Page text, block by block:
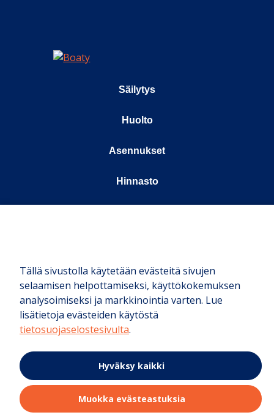
Säilytys
Huolto
Asennukset
Hinnasto
© Boaty 2025
Tällä sivustolla käytetään evästeitä sivujen
selaamisen helpottamiseksi, käyttökokemuksen
analysoimiseksi ja markkinointia varten. Lue
lisätietoja evästeiden käytöstä
tietosuojaselostesivulta.
Hyväksy kaikki
Muokka evästeastuksia
Peruuttamisoikeus – lähetä peruutuspyyntö